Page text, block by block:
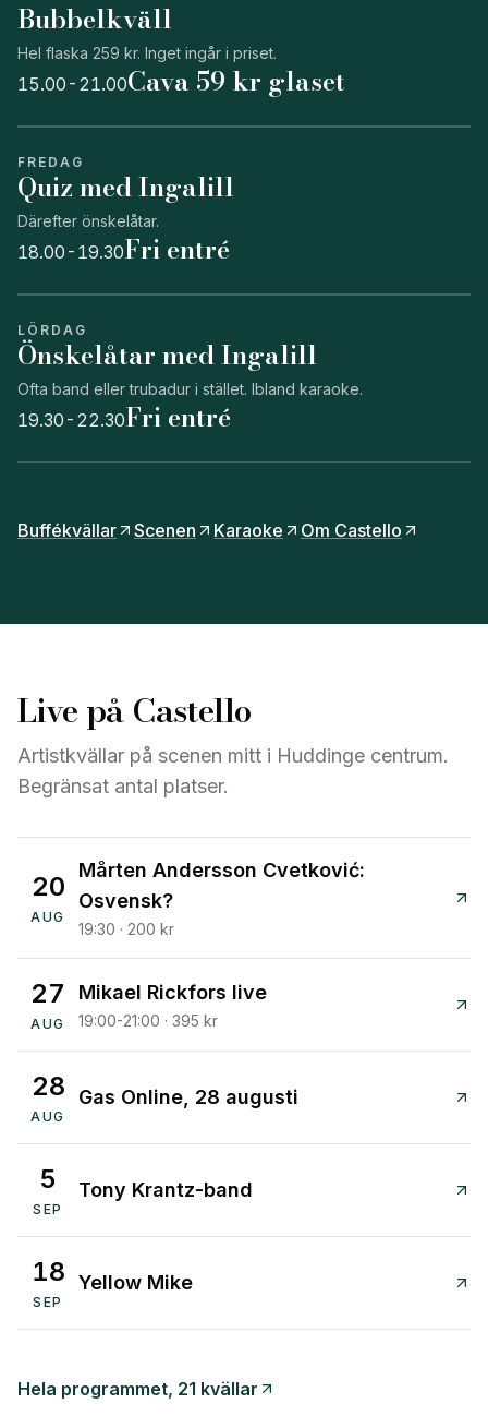
Bubbelkväll
Hel flaska 259 kr. Inget ingår i priset.
15.00-21.00Cava 59 kr glaset
FREDAG
Quiz med Ingalill
Därefter önskelåtar.
18.00-19.30Fri entré
LÖRDAG
Önskelåtar med Ingalill
Ofta band eller trubadur i stället. Ibland karaoke.
19.30-22.30Fri entré
Buffékvällar Scenen Karaoke Om Castello
Live på Castello
Artistkvällar på scenen mitt i Huddinge centrum.
Begränsat antal platser.
20
AUG
Mårten Andersson Cvetković:
Osvensk?
19:30 · 200 kr
27
AUG
Mikael Rickfors live
19:00-21:00 · 395 kr
28
AUG
Gas Online, 28 augusti
5
SEP
Tony Krantz-band
18
SEP
Yellow Mike
Hela programmet, 21 kvällar